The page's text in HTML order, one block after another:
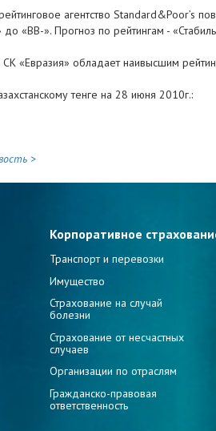
агентство Standard&Poor’s
до «BB-». Прогноз по рейтингам -
«Евразия» обладает наивысшим
тенге на 28 июня 2010г.:
>
Корпоративное
Транспорт и перевозки
Имущество
Страхование на случай
болезни
Страхование от несчастных
случаев
Организации по отраслям
Гражданско-правовая
ответственность